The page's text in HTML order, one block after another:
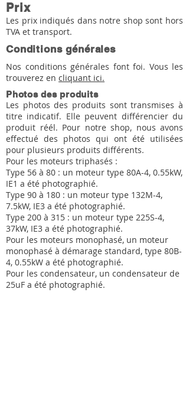
Prix
Les prix indiqués dans notre shop sont hors
TVA et transport.
Conditions générales
Nos conditions générales font foi. Vous les
trouverez en cliquant ici.
Photos des produits
Les photos des produits sont transmises à
titre indicatif. Elle peuvent différencier du
produit réél. Pour notre shop, nous avons
effectué des photos qui ont été utilisées
pour plusieurs produits différents.
Pour les moteurs triphasés :
Type 56 à 80 : un moteur type 80A-4, 0.55kW,
IE1 a été photographié.
Type 90 à 180 : un moteur type 132M-4,
7.5kW, IE3 a été photographié.
Type 200 à 315 : un moteur type 225S-4,
37kW, IE3 a été photographié.
Pour les moteurs monophasé, un moteur
monophasé à démarage standard, type 80B-
4, 0.55kW a été photographié.
Pour les condensateur, un condensateur de
25uF a été photographié.